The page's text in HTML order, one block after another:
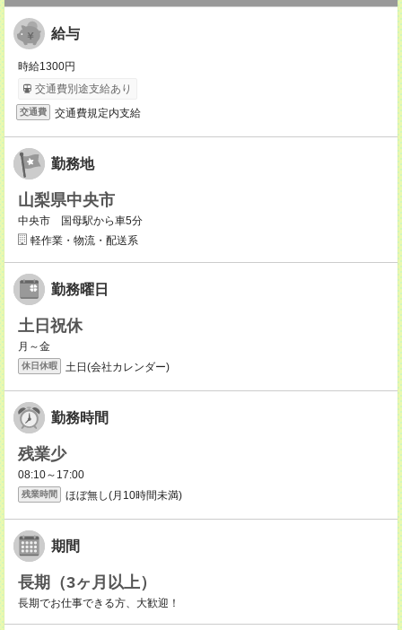
給与
時給1300円
交通費別途支給あり
交通費 交通費規定内支給
勤務地
山梨県中央市
中央市 国母駅から車5分
軽作業・物流・配送系
勤務曜日
土日祝休
月～金
休日休暇 土日(会社カレンダー)
勤務時間
残業少
08:10～17:00
残業時間 ほぼ無し(月10時間未満)
期間
長期（3ヶ月以上）
長期でお仕事できる方、大歓迎！